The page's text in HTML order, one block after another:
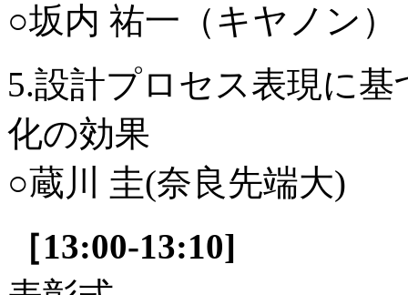
○坂内 祐一（キヤノン）
5.設計プロセス表現に
化の効果
○蔵川 圭(奈良先端大)
［13:00-13:10]